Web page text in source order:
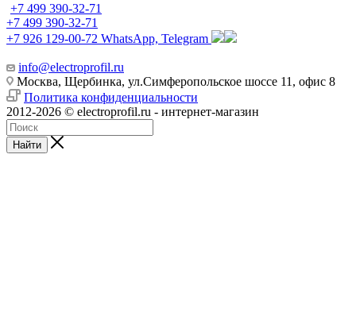
+7 499 390-32-71
+7 499 390-32-71
+7 926 129-00-72 WhatsApp, Telegram
info@electroprofil.ru
Москва, Щербинка, ул.Симферопольское шоссе 11, офис 8
Политика конфиденциальности
2012-2026 © electroprofil.ru - интернет-магазин
Найти